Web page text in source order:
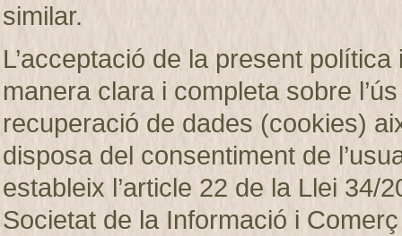
similar.
L’acceptació de la present
manera clara i completa sobre
recuperació de dades (cookies)
disposa del consentiment de
estableix l’article 22 de la Llei 34/
Societat de la Informació i